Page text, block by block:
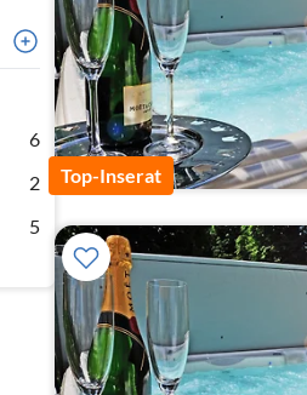
6
2
5
Top-Inserat